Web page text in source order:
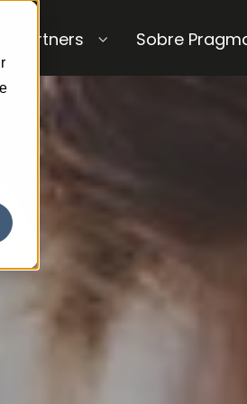
Partners Sobre